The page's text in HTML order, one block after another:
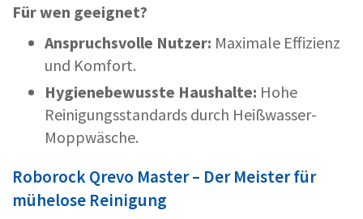
Für wen geeignet?
Anspruchsvolle Nutzer: Maximale Effizienz
und Komfort.
Hygienebewusste Haushalte: Hohe
Reinigungsstandards durch Heißwasser-
Moppwäsche.
Roborock Qrevo Master – Der Meister für
mühelose Reinigung